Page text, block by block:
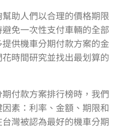
助人們以合理的價格期限
免一次性支付車輛的全部
供機車分期付款方案的金
時間研究並找出最划算的
付款方案排行榜時，我們
素：利率、金額、期限和
灣被認為最好的機車分期